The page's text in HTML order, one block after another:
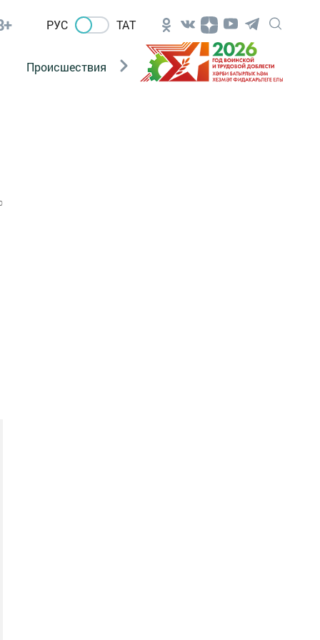
РУС ТАТ
Происшествия Новости Госавтоинспекции